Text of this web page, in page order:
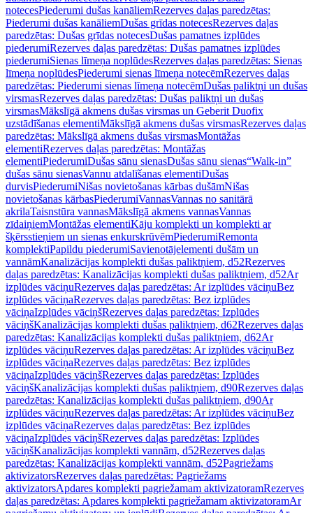
notecesPiederumi dušas kanāliemRezerves daļas paredzētas:
Piederumi dušas kanāliemDušas grīdas notecesRezerves daļas
paredzētas: Dušas grīdas notecesDušas pamatnes izplūdes
piederumiRezerves daļas paredzētas: Dušas pamatnes izplūdes
piederumiSienas līmeņa noplūdesRezerves daļas paredzētas: Sienas
līmeņa noplūdesPiederumi sienas līmeņa notecēmRezerves daļas
paredzētas: Piederumi sienas līmeņa notecēmDušas paliktņi un dušas
virsmasRezerves daļas paredzētas: Dušas paliktņi un dušas
virsmasMākslīgā akmens dušas virsmas un Geberit Duofix
uzstādīšanas elementiMākslīgā akmens dušas virsmasRezerves daļas
paredzētas: Mākslīgā akmens dušas virsmasMontāžas
elementiRezerves daļas paredzētas: Montāžas
elementiPiederumiDušas sānu sienasDušas sānu sienas“Walk-in”
dušas sānu sienasVannu atdalīšanas elementiDušas
durvisPiederumiNišas novietošanas kārbas dušāmNišas
novietošanas kārbasPiederumiVannasVannas no sanitārā
akrilaTaisnstūra vannasMākslīgā akmens vannasVannas
zīdaiņiemMontāžas elementiKāju komplekti un komplekti ar
šķērsstieņiem un sienas enkurskrūvēmPiederumiRemonta
komplektiPapildu piederumiSavienotājelementi dušām un
vannāmKanalizācijas komplekti dušas paliktņiem, d52Rezerves
daļas paredzētas: Kanalizācijas komplekti dušas paliktņiem, d52Ar
izplūdes vāciņuRezerves daļas paredzētas: Ar izplūdes vāciņuBez
izplūdes vāciņaRezerves daļas paredzētas: Bez izplūdes
vāciņaIzplūdes vāciņšRezerves daļas paredzētas: Izplūdes
vāciņšKanalizācijas komplekti dušas paliktņiem, d62Rezerves daļas
paredzētas: Kanalizācijas komplekti dušas paliktņiem, d62Ar
izplūdes vāciņuRezerves daļas paredzētas: Ar izplūdes vāciņuBez
izplūdes vāciņaRezerves daļas paredzētas: Bez izplūdes
vāciņaIzplūdes vāciņšRezerves daļas paredzētas: Izplūdes
vāciņšKanalizācijas komplekti dušas paliktņiem, d90Rezerves daļas
paredzētas: Kanalizācijas komplekti dušas paliktņiem, d90Ar
izplūdes vāciņuRezerves daļas paredzētas: Ar izplūdes vāciņuBez
izplūdes vāciņaRezerves daļas paredzētas: Bez izplūdes
vāciņaIzplūdes vāciņšRezerves daļas paredzētas: Izplūdes
vāciņšKanalizācijas komplekti vannām, d52Rezerves daļas
paredzētas: Kanalizācijas komplekti vannām, d52Pagriežams
aktivizatorsRezerves daļas paredzētas: Pagriežams
aktivizatorsApdares komplekti pagriežamam aktivizatoramRezerves
daļas paredzētas: Apdares komplekti pagriežamam aktivizatoramAr